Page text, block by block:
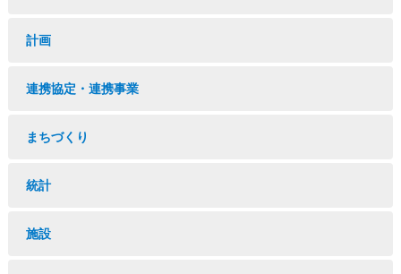
計画
連携協定・連携事業
まちづくり
統計
施設